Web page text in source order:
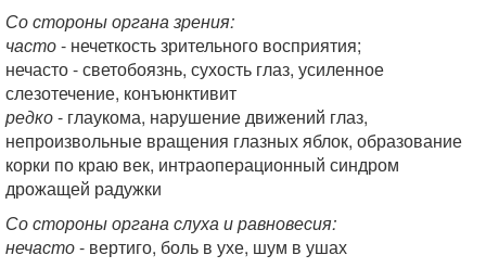
Со стороны органа зрения:
часто- нечеткость зрительного восприятия;
нечасто - светобоязнь, сухость глаз, усиленное
слезотечение, конъюнктивит
редко- глаукома, нарушение движений глаз,
непроизвольные вращения глазных яблок, образование
корки по краю век, интраоперационный синдром
дрожащей радужки
Со стороны органа слуха и равновесия:
нечасто- вертиго, боль в ухе, шум в ушах